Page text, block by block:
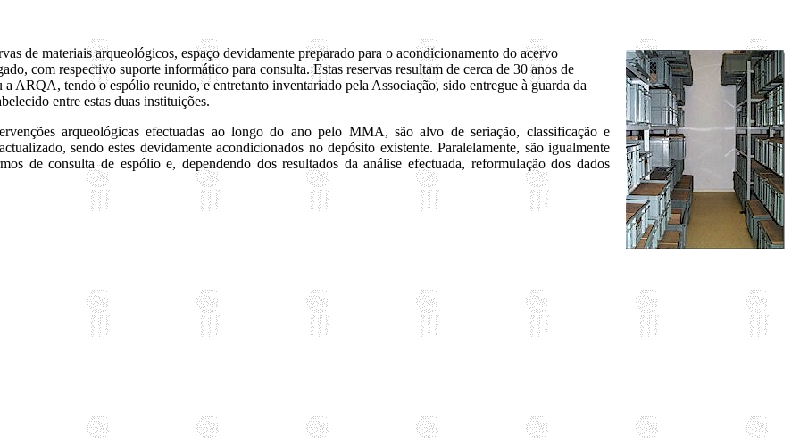
de materiais arqueológicos, espaço devidamente preparado para o acondicionamento do acervo
com respectivo suporte informático para consulta. Estas reservas resultam de cerca de 30 anos de
ARQA, tendo o espólio reunido, e entretanto inventariado pela Associação, sido entregue à guarda da
entre estas duas instituições.
arqueológicas efectuadas ao longo do ano pelo MMA, são alvo de seriação, classificação e
sendo estes devidamente acondicionados no depósito existente. Paralelamente, são igualmente
de consulta de espólio e, dependendo dos resultados da análise efectuada, reformulação dos dados